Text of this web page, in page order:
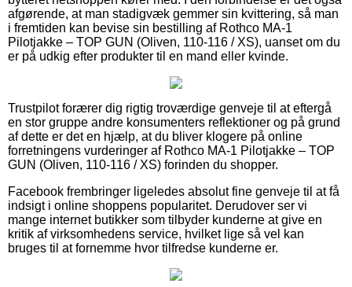
afgørende, at man stadigvæk gemmer sin kvittering, så man
i fremtiden kan bevise sin bestilling af Rothco MA-1
Pilotjakke – TOP GUN (Oliven, 110-116 / XS), uanset om du
er på udkig efter produkter til en mand eller kvinde.
Trustpilot forærer dig rigtig troværdige genveje til at eftergå
en stor gruppe andre konsumenters reflektioner og på grund
af dette er det en hjælp, at du bliver klogere på online
forretningens vurderinger af Rothco MA-1 Pilotjakke – TOP
GUN (Oliven, 110-116 / XS) forinden du shopper.
Facebook frembringer ligeledes absolut fine genveje til at få
indsigt i online shoppens popularitet. Derudover ser vi
mange internet butikker som tilbyder kunderne at give en
kritik af virksomhedens service, hvilket lige så vel kan
bruges til at fornemme hvor tilfredse kunderne er.